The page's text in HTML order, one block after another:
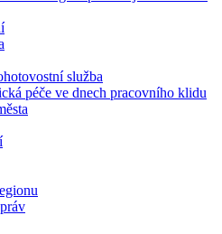
služba
péče ve dnech pracovního klidu